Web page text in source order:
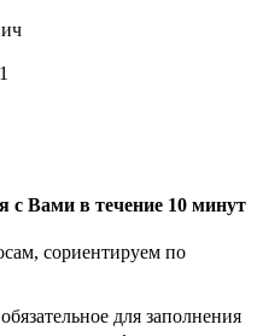
с Вами в течение 10 минут
сориентируем по
для заполнения